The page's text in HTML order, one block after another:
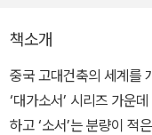
책소개
중국 고대건축의 세계를
‘대가소서’ 시리즈 가운
하고 ‘소서’는 분량이 적